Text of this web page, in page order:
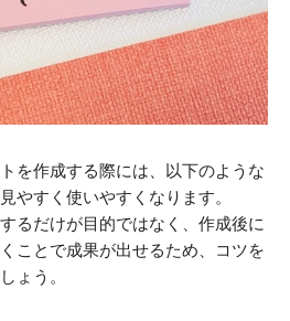
を作成する際には、以下のような
やすく使いやすくなります。
るだけが目的ではなく、作成後に
ことで成果が出せるため、コツを
ょう。